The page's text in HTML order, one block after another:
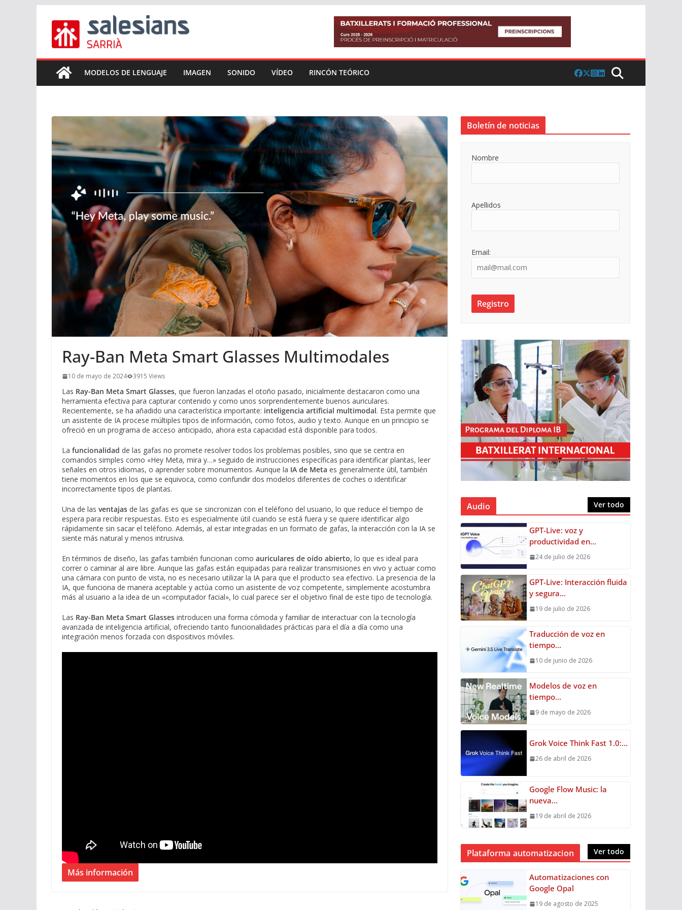
content
MODELOS DE LENGUAJE IMAGEN SONIDO VÍDEO RINCÓN TEÓRICO
Ray-Ban Meta Smart Glasses Multimodales
10 de mayo de 2024 3915 Views
Las Ray-Ban Meta Smart Glasses, que fueron lanzadas el otoño pasado, inicialmente destacaron como una
herramienta efectiva para capturar contenido y como unos sorprendentemente buenos auriculares.
Recientemente, se ha añadido una característica importante: inteligencia artificial multimodal. Esta permite que
un asistente de IA procese múltiples tipos de información, como fotos, audio y texto. Aunque en un principio se
ofreció en un programa de acceso anticipado, ahora esta capacidad está disponible para todos.
La funcionalidad de las gafas no promete resolver todos los problemas posibles, sino que se centra en
comandos simples como «Hey Meta, mira y…» seguido de instrucciones específicas para identificar plantas, leer
señales en otros idiomas, o aprender sobre monumentos. Aunque la IA de Meta es generalmente útil, también
tiene momentos en los que se equivoca, como confundir dos modelos diferentes de coches o identificar
incorrectamente tipos de plantas.
Una de las ventajas de las gafas es que se sincronizan con el teléfono del usuario, lo que reduce el tiempo de
espera para recibir respuestas. Esto es especialmente útil cuando se está fuera y se quiere identificar algo
rápidamente sin sacar el teléfono. Además, al estar integradas en un formato de gafas, la interacción con la IA se
siente más natural y menos intrusiva.
En términos de diseño, las gafas también funcionan como auriculares de oído abierto, lo que es ideal para
correr o caminar al aire libre. Aunque las gafas están equipadas para realizar transmisiones en vivo y actuar como
una cámara con punto de vista, no es necesario utilizar la IA para que el producto sea efectivo. La presencia de la
IA, que funciona de manera aceptable y actúa como un asistente de voz competente, simplemente acostumbra
más al usuario a la idea de un «computador facial», lo cual parece ser el objetivo final de este tipo de tecnología.
Las Ray-Ban Meta Smart Glasses introducen una forma cómoda y familiar de interactuar con la tecnología
avanzada de inteligencia artificial, ofreciendo tanto funcionalidades prácticas para el día a día como una
integración menos forzada con dispositivos móviles.
Más información
Boletín de noticias
Nombre
Apellidos
Email:
Audio Ver todo
GPT-Live: voz y
productividad en…
24 de julio de 2026
GPT-Live: Interacción fluida
y segura…
19 de julio de 2026
Traducción de voz en
tiempo…
10 de junio de 2026
Modelos de voz en
tiempo…
9 de mayo de 2026
Grok Voice Think Fast 1.0:…
26 de abril de 2026
Google Flow Music: la
nueva…
19 de abril de 2026
Plataforma automatizacion Ver todo
Automatizaciones con
Google Opal
19 de agosto de 2025